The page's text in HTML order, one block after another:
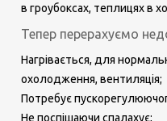
в гроубоксах, теплицях в
Тепер перерахуємо
Нагрівається, для
охолодження, вентиляція;
Потребує
Не поспішаючи спалахує;